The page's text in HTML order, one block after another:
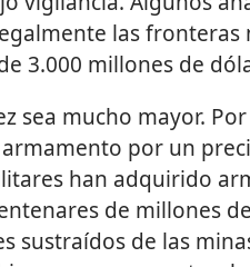
las fronteras
3.000 millones de
sea mucho mayor.
por un
han adquirido
de millones
sustraídos de las